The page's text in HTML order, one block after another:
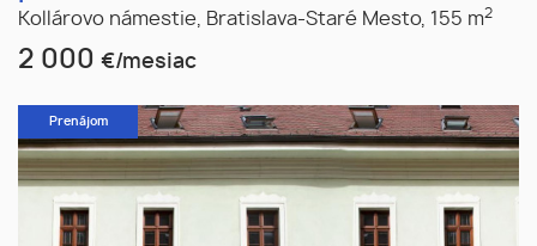
Kollárovo námestie, Bratislava-Staré Mesto, 155 m2
2 000 €/mesiac
Prenájom